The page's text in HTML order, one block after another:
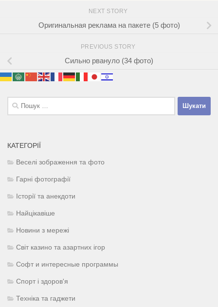
NEXT STORY
Оригинальная реклама на пакете (5 фото)
PREVIOUS STORY
Сильно рвануло (34 фото)
Пошук:
КАТЕГОРІЇ
Веселі зображення та фото
Гарні фотографії
Історії та анекдоти
Найцікавіше
Новини з мережі
Світ казино та азартних ігор
Софт и интересные программы
Спорт і здоров'я
Техніка та гаджети